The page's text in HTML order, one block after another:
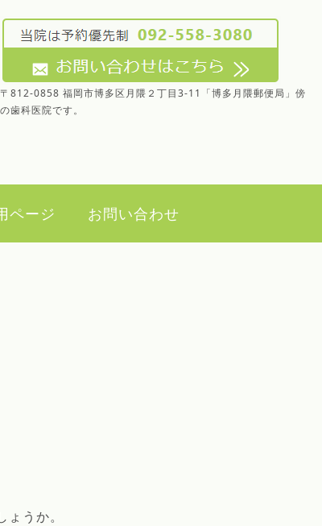
〒812-0858 福岡市博多区月隈２丁目3-11「博多月隈郵便局」傍
の歯科医院です。
ページ お問い合わせ
うか。